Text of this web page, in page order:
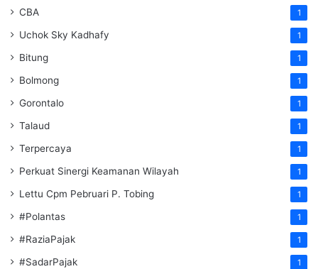
CBA 1
Uchok Sky Kadhafy 1
Bitung 1
Bolmong 1
Gorontalo 1
Talaud 1
Terpercaya 1
Perkuat Sinergi Keamanan Wilayah 1
Lettu Cpm Pebruari P. Tobing 1
#Polantas 1
#RaziaPajak 1
#SadarPajak 1